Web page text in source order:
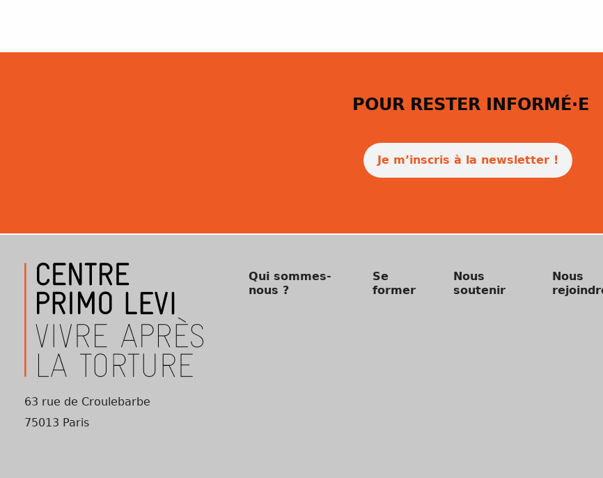
POUR RESTER INFORMÉ·E
Je m’inscris à la newsletter !
63 rue de Croulebarbe
75013 Paris
Qui sommes-
nous ?
Se
former
Nous
soutenir
Nous